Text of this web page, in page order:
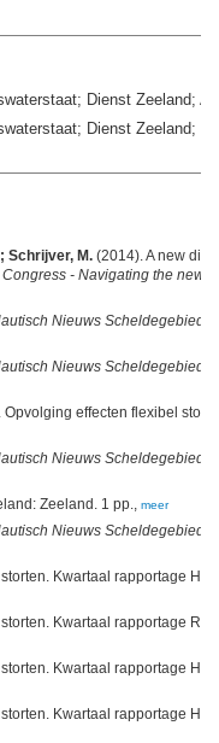
Dienst Zeeland;
Dienst Zeeland;
Schrijver, M. (2014). A new
- Navigating the new
Nieuws Scheldegebied
Nieuws Scheldegebied
Opvolging effecten flexibel
Nieuws Scheldegebied
Zeeland. 1 pp., meer
Nieuws Scheldegebied
Kwartaal rapportage
Kwartaal rapportage
Kwartaal rapportage
Kwartaal rapportage